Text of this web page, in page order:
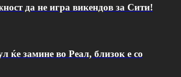
да не игра викендов за Сити!
ќе замине во Реал, близок е со